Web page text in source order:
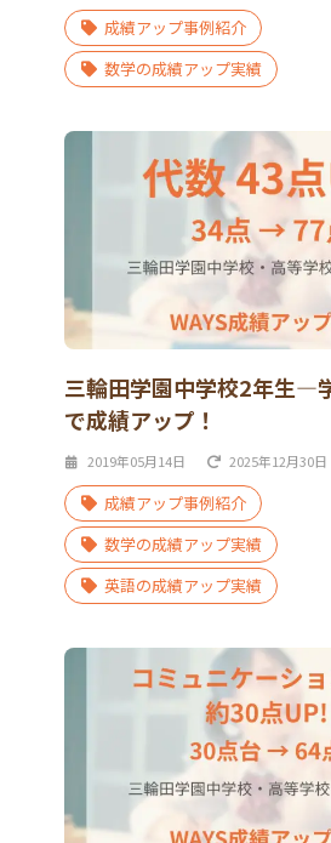
成績アップ事例紹介
数学の成績アップ実績
三輪田学園中学校2年生―
で成績アップ！
2019年05月14日 2025年12月30日
成績アップ事例紹介
数学の成績アップ実績
英語の成績アップ実績